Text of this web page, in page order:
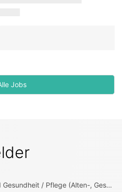
Jobs
/ Pflege (Alten-, Gesundheits-, Krankenpfleger)